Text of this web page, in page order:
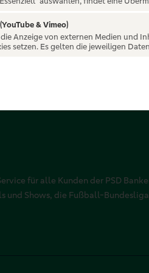
für alle Kunden der PSD
und Shows, die Fußball-
& Vimeo)
Anzeige von externen Medien und
setzen. Es gelten die jeweiligen